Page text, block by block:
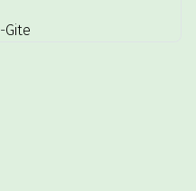
-Gite